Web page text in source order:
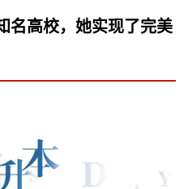
名高校，她实现了完美